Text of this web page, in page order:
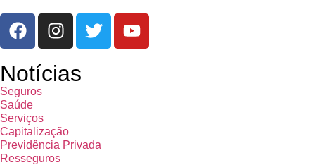
Notícias
Seguros
Saúde
Serviços
Capitalização
Previdência Privada
Resseguros